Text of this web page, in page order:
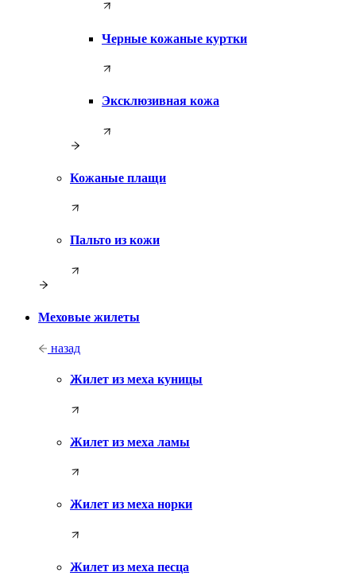
Черные кожаные куртки
Эксклюзивная кожа
Кожаные плащи
Пальто из кожи
Меховые жилеты
назад
Жилет из меха куницы
Жилет из меха ламы
Жилет из меха норки
Жилет из меха песца